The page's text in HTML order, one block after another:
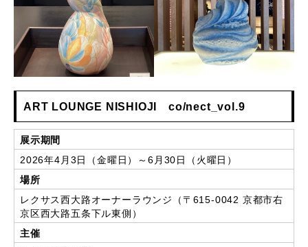
ART LOUNGE NISHIOJI co/nect_vol.9
展示期間
2026年4月3日（金曜日）～6月30日（火曜日）
場所
レクサス西大路オーナーラウンジ（〒615-0042 京都市右
京区西大路五条下ル東側）
主催